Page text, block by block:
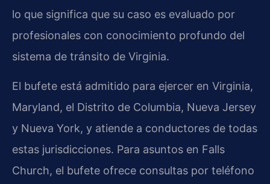
lo que significa que su caso es evaluado por
profesionales con conocimiento profundo del
sistema de tránsito de Virginia.
El bufete está admitido para ejercer en Virginia,
Maryland, el Distrito de Columbia, Nueva Jersey
y Nueva York, y atiende a conductores de todas
estas jurisdicciones. Para asuntos en Falls
Church, el bufete ofrece consultas por teléfono